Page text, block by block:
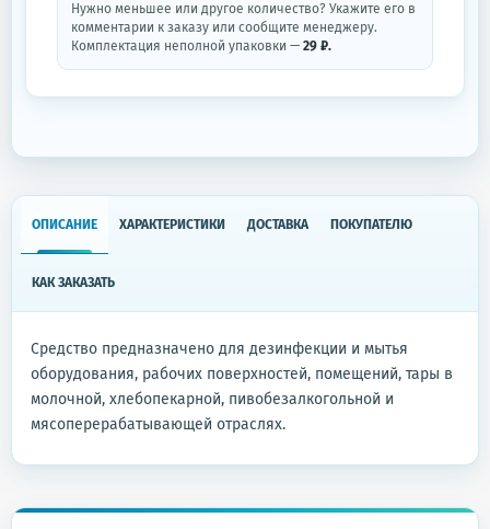
Нужно меньшее или другое количество? Укажите его в
комментарии к заказу или сообщите менеджеру.
Комплектация неполной упаковки — 29 ₽.
ОПИСАНИЕ ХАРАКТЕРИСТИКИ ДОСТАВКА ПОКУПАТЕЛЮ
КАК ЗАКАЗАТЬ
Средство предназначено для дезинфекции и мытья
оборудования, рабочих поверхностей, помещений, тары в
молочной, хлебопекарной, пивобезалкогольной и
мясоперерабатывающей отраслях.